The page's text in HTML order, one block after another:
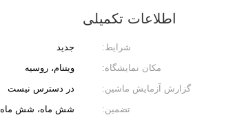
اطلاعات تکمیلی
شرایط: جدید
مکان نمایشگاه:
ویتنام، روسیه
گزارش آزمایش ماشین:
در دسترس نیست
تضمین:
شش ماه، شش ماه